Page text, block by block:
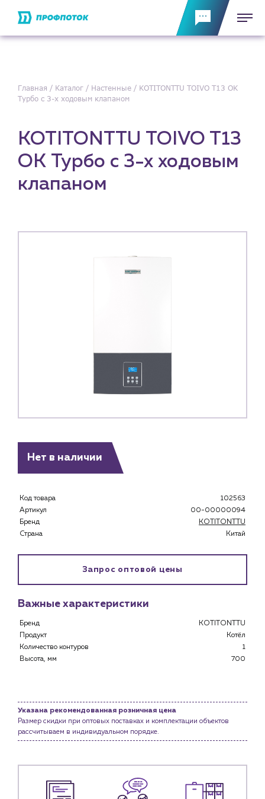
Каталог
Клиентам
Монтажным бригадам
Главная Каталог Настенные
KOTITONTTU TOIVO T13 OK
Турбо с 3-х ходовым клапаном
KOTITONTTU TOIVO T13
OK Турбо с 3-х ходовым
клапаном
Нет в наличии
Код товара
102563
Артикул
00-00000094
Бренд
KOTITONTTU
Страна
Китай
Запрос оптовой цены
Важные характеристики
Бренд
KOTITONTTU
Продукт
Котёл
Количество контуров
1
Высота, мм
700
Указана рекомендованная розничная цена
Размер скидки при оптовых поставках и комплектации объектов
рассчитываем в индивидуальном порядке.